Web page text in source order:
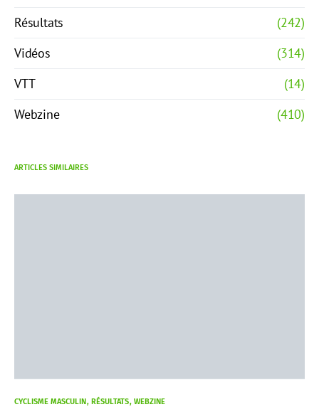
Résultats
(242)
Vidéos
(314)
VTT
(14)
Webzine
(410)
ARTICLES SIMILAIRES
CYCLISME MASCULIN RÉSULTATS WEBZINE